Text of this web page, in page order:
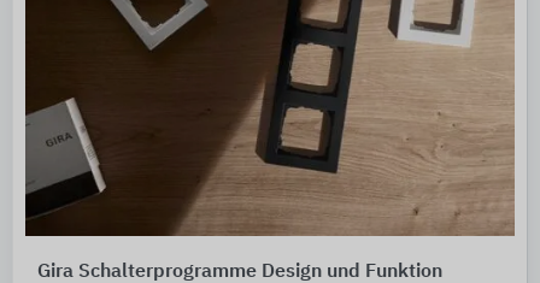
Gira Schalterprogramme Design und Funktion